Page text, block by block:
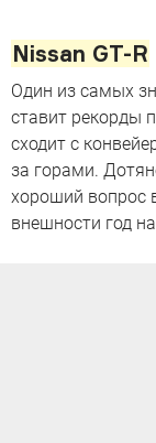
Nissan GT-R
Один из самых
ставит рекорды
сходит с
за горами.
хороший вопрос
внешности год